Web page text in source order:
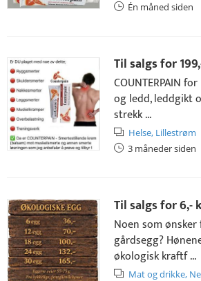
Én måned siden
Til salgs for
COUNTERPAIN
og ledd, leddgikt
strekk ...
Helse, Lillestrøm
3 måneder siden
Til salgs for6,-
Noen som
gårdsegg?
økologisk kraftf ...
Mat og drikke,